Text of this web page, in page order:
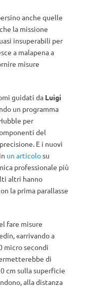
anche quelle
la missione
insuperabili per
a malapena a
misure
guidati da Luigi
un programma
per
del
E i nuovi
un articolosu
professionale più
altri hanno
la prima parallasse
fare misure
«arrivando a
micro secondi
di
cm sulla superficie
alla distanza